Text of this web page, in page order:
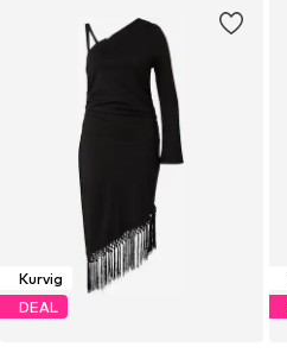
Kurvig
DEAL